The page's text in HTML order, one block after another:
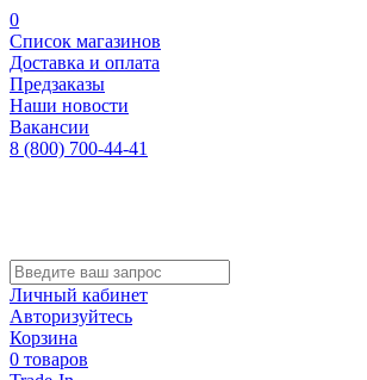
0
Список магазинов
Доставка и оплата
Предзаказы
Наши новости
Вакансии
8 (800) 700-44-41
Личный кабинет
Авторизуйтесь
Корзина
0 товаров